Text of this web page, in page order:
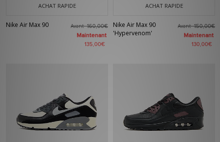
ACHAT RAPIDE
Nike Air Max 90 Avant160,00€
Maintenant
135,00€
ACHAT RAPIDE
Nike Air Max 90
'Hypervenom'
Avant150,00€
Maintenant
130,00€